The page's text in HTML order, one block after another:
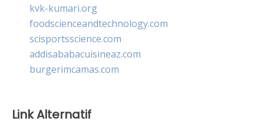
kvk-kumari.org
foodscienceandtechnology.com
scisportsscience.com
addisababacuisineaz.com
burgerimcamas.com
Link Alternatif